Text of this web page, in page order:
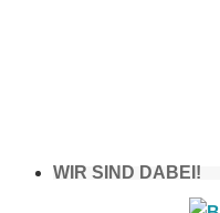
WIR SIND DABEI!